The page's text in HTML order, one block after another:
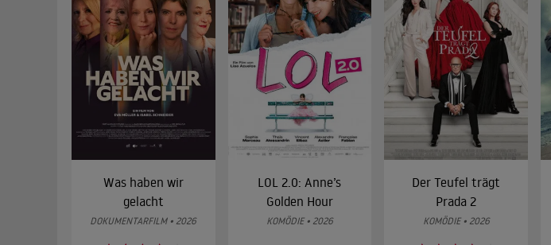
Was haben wir
gelacht
DOKUMENTARFILM • 2026
LOL 2.0: Anne’s
Golden Hour
KOMÖDIE • 2026
Der Teufel trägt
Prada 2
KOMÖDIE • 2026